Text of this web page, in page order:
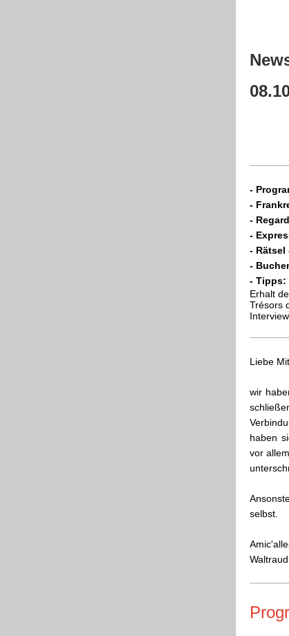
-
-
-
-
- Rätsel
-
- Tipps:
Erhalt
Trésors
Liebe
wir
haben
vor
selbst.